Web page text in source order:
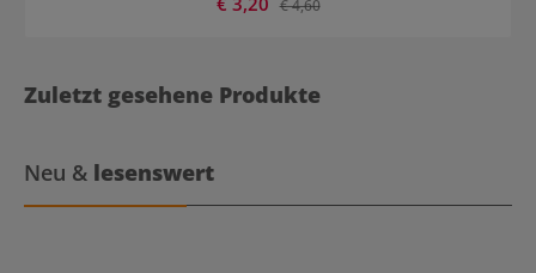
€ 4,60
Zuletzt gesehene Produkte
Neu & lesenswert